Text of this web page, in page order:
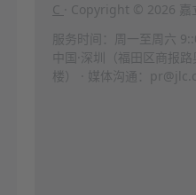
C
· Copyright © 2026
服务时间：周一至周六
中国·深圳（福田区商报
楼） · 媒体沟通：